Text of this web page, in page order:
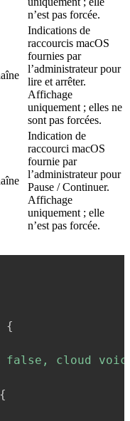
n’est pas forcée.
Indications de
raccourcis macOS
fournies par
l’administrateur pour
lire et arrêter.
Affichage
uniquement ; elles ne
sont pas forcées.
Indication de
raccourci macOS
fournie par
l’administrateur pour
Pause / Continuer.
Affichage
uniquement ; elle
n’est pas forcée.
{
cloud
{